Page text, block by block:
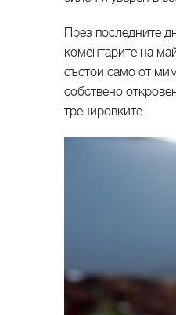
През последните
коментарите на
състои само от
собствено
тренировките.